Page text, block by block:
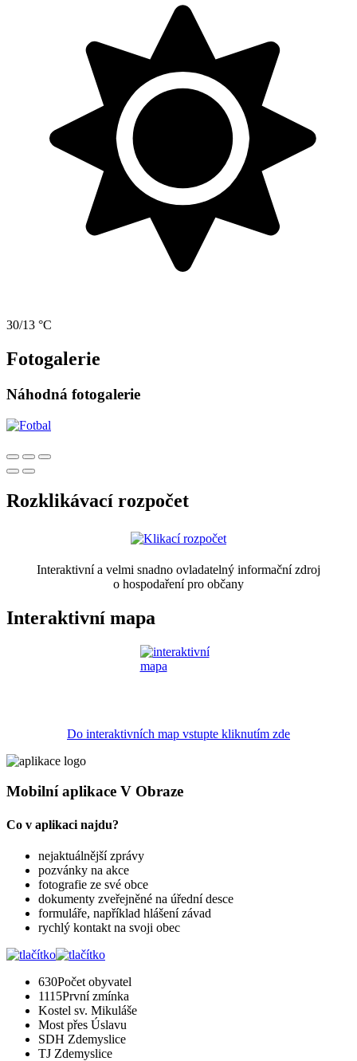
30/13 °C
Fotogalerie
Náhodná fotogalerie
Rozklikávací rozpočet
Interaktivní a velmi snadno ovladatelný informační zdroj
o hospodaření pro občany
Interaktivní mapa
Do interaktivních map vstupte kliknutím zde
Mobilní aplikace V Obraze
Co v aplikaci najdu?
nejaktuálnější zprávy
pozvánky na akce
fotografie ze své obce
dokumenty zveřejněné na úřední desce
formuláře, například hlášení závad
rychlý kontakt na svoji obec
630Počet obyvatel
1115První zmínka
Kostel sv. Mikuláše
Most přes Úslavu
SDH Zdemyslice
TJ Zdemyslice